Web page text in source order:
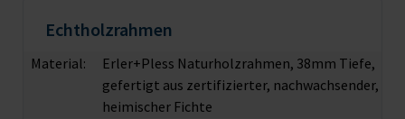
Echtholzrahmen
Material:
Erler+Pless Naturholzrahmen, 38mm Tiefe,
gefertigt aus zertifizierter, nachwachsender,
heimischer Fichte